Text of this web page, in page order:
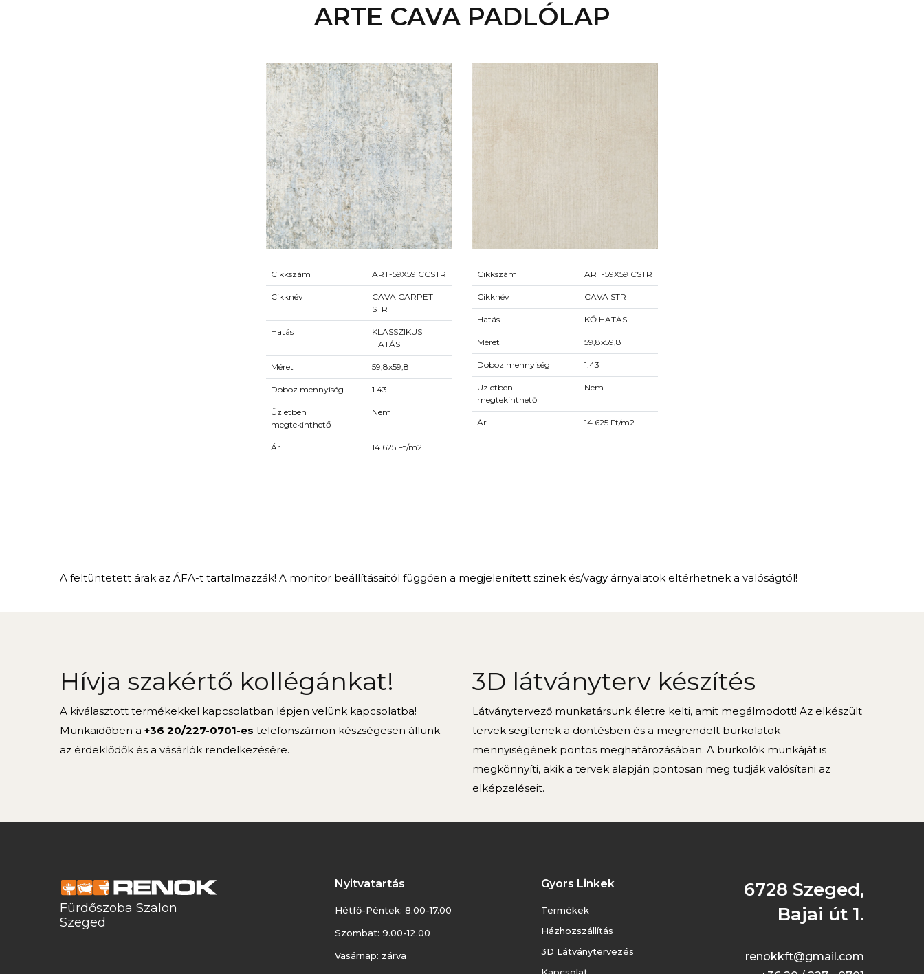
ARTE CAVA PADLÓLAP
Cikkszám ART-59X59 CCSTR
Cikknév
CAVA CARPET
STR
Hatás
KLASSZIKUS
HATÁS
Méret 59,8x59,8
Doboz mennyiség 1.43
Üzletben
megtekinthető
Nem
Ár 14 625 Ft/m2
Cikkszám ART-59X59 CSTR
Cikknév CAVA STR
Hatás KŐ HATÁS
Méret 59,8x59,8
Doboz mennyiség 1.43
Üzletben
megtekinthető
Nem
Ár 14 625 Ft/m2
A feltüntetett árak az ÁFA-t tartalmazzák! A monitor beállításaitól függően a megjelenített szinek és/vagy árnyalatok eltérhetnek a valóságtól!
Hívja szakértő kollégánkat!
A kiválasztott termékekkel kapcsolatban lépjen velünk kapcsolatba!
Munkaidőben a +36 20/227-0701-es telefonszámon készségesen állunk
az érdeklődők és a vásárlók rendelkezésére.
3D látványterv készítés
Látványtervező munkatársunk életre kelti, amit megálmodott! Az elkészült
tervek segítenek a döntésben és a megrendelt burkolatok
mennyiségének pontos meghatározásában. A burkolók munkáját is
megkönnyíti, akik a tervek alapján pontosan meg tudják valósítani az
elképzeléseit.
Fürdőszoba Szalon
Szeged
Nyitvatartás
Hétfő-Péntek: 8.00-17.00
Szombat: 9.00-12.00
Vasárnap: zárva
Gyors Linkek
Termékek
Házhozszállítás
3D Látványtervezés
6728 Szeged,
Bajai út 1.
renokkft@gmail.com